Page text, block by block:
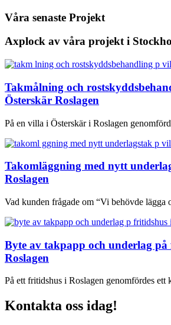
Våra senaste Projekt
Axplock av våra projekt i
Takmålning och
Österskär Roslagen
På en villa i Österskär i Roslagen
Takomläggning med nytt
Roslagen
Vad kunden frågade om “Vi behövde lägga
Byte av takpapp och underlag
Roslagen
På ett fritidshus i Roslagen genomfördes ett
Kontakta oss idag!